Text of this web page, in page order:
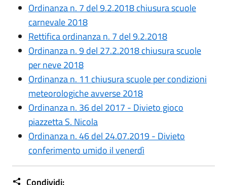
Ordinanza n. 7 del 9.2.2018 chiusura scuole
carnevale 2018
Rettifica ordinanza n. 7 del 9.2.2018
Ordinanza n. 9 del 27.2.2018 chiusura scuole
per neve 2018
Ordinanza n. 11 chiusura scuole per condizioni
meteorologiche avverse 2018
Ordinanza n. 36 del 2017 - Divieto gioco
piazzetta S. Nicola
Ordinanza n. 46 del 24.07.2019 - Divieto
conferimento umido il venerdì
Condividi: